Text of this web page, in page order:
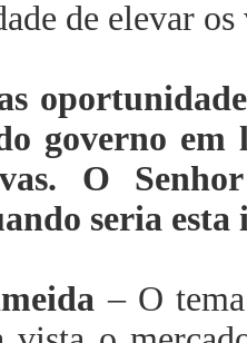
de elevar
governo
O
seria
– O